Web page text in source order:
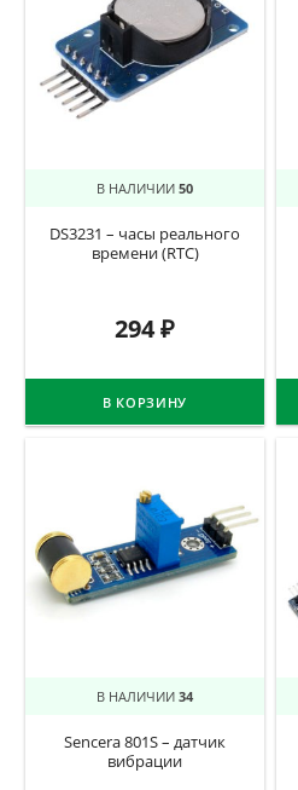
В НАЛИЧИИ 50
DS3231 – часы реального
времени (RTC)
294₽
В КОРЗИНУ
В НАЛИЧИИ 34
Sencera 801S – датчик
вибрации